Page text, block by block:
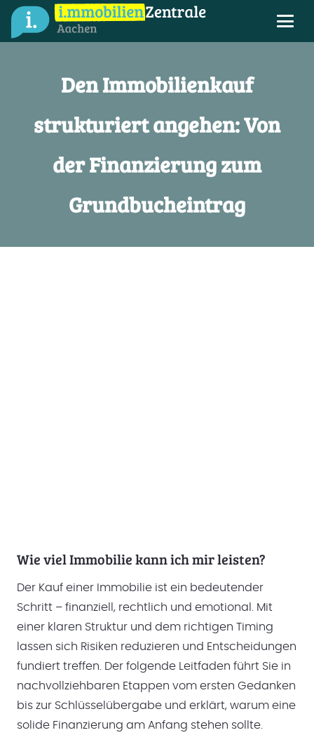
Den Immobilienkauf
strukturiert angehen: Von
der Finanzierung zum
Grundbucheintrag
Wie viel Immobilie kann ich mir leisten?
Der Kauf einer Immobilie ist ein bedeutender
Schritt – finanziell, rechtlich und emotional. Mit
einer klaren Struktur und dem richtigen Timing
lassen sich Risiken reduzieren und Entscheidungen
fundiert treffen. Der folgende Leitfaden führt Sie in
nachvollziehbaren Etappen vom ersten Gedanken
bis zur Schlüsselübergabe und erklärt, warum eine
solide Finanzierung am Anfang stehen sollte.